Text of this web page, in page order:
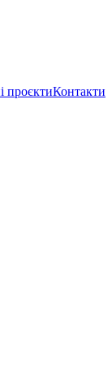
проєктиКонтакти